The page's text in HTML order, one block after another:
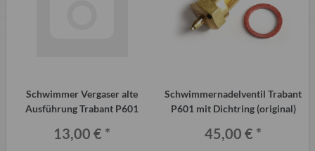
Schwimmer Vergaser alte
Ausführung Trabant P601
13,00 € *
Schwimmernadelventil Trabant
P601 mit Dichtring (original)
45,00 € *